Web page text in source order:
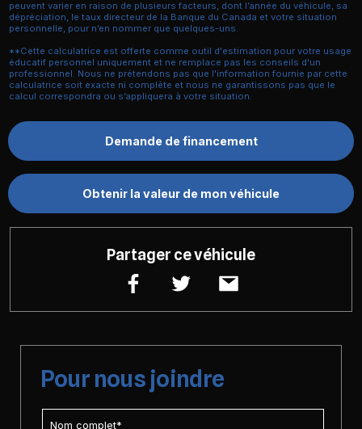
peuvent varier en raison de plusieurs facteurs, dont l’année du véhicule, sa
dépréciation, le taux directeur de la Banque du Canada et votre situation
personnelle, pour n’en nommer que quelques-uns.
**Cette calculatrice est offerte comme outil d'estimation pour votre usage
éducatif personnel uniquement et ne remplace pas les conseils d'un
professionnel. Nous ne prétendons pas que l'information fournie par cette
calculatrice soit exacte ni complète et nous ne garantissons pas que le
calcul correspondra ou s’appliquera à votre situation.
Demande de financement
Obtenir la valeur de mon véhicule
Partager ce véhicule
Pour nous joindre